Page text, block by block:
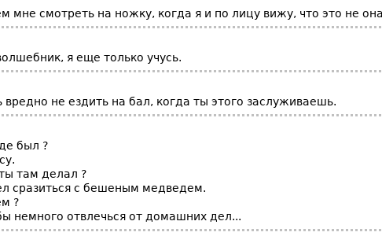
мне смотреть на ножку, когда я и по лицу вижу, что это не
я еще только учусь.
вредно не ездить на бал, когда ты этого заслуживаешь.
был ?
там делал ?
сразиться с бешеным медведем.
?
немного отвлечься от домашних дел...